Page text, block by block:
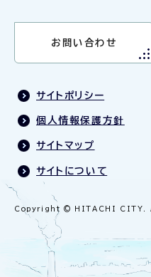
お問い合わせ
サイトポリシー
個人情報保護方針
サイトマップ
サイトについて
Copyright © HITACHI CITY.